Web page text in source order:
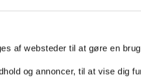
af websteder til at gøre en
og annoncer, til at vise dig
og